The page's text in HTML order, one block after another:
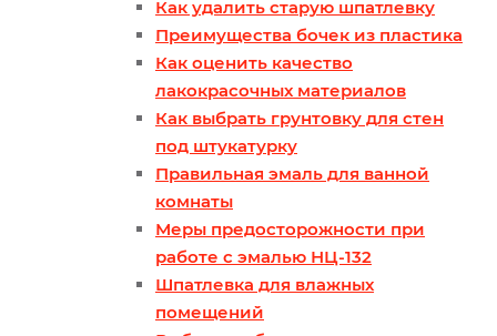
Как удалить старую шпатлевку
Преимущества бочек из пластика
Как оценить качество
лакокрасочных материалов
Как выбрать грунтовку для стен
под штукатурку
Правильная эмаль для ванной
комнаты
Меры предосторожности при
работе с эмалью НЦ-132
Шпатлевка для влажных
помещений